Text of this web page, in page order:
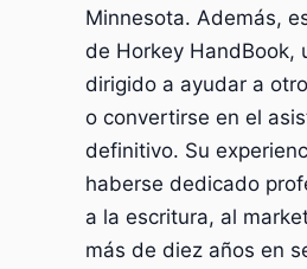
Minnesota. Además,
de Horkey HandBook,
dirigido a ayudar a
o convertirse en el
definitivo. Su
haberse dedicado
a la escritura, al
más de diez años en